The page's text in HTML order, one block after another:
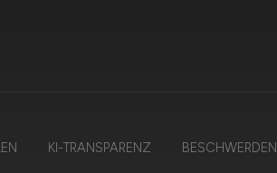
KI-TRANSPARENZ
BESCHWERDEN